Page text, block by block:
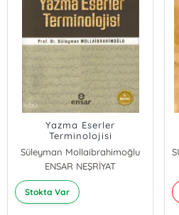
Yazma Eserler
Terminolojisi
Süleyman Mollaibrahimoğlu
ENSAR NEŞRİYAT
Stokta Var